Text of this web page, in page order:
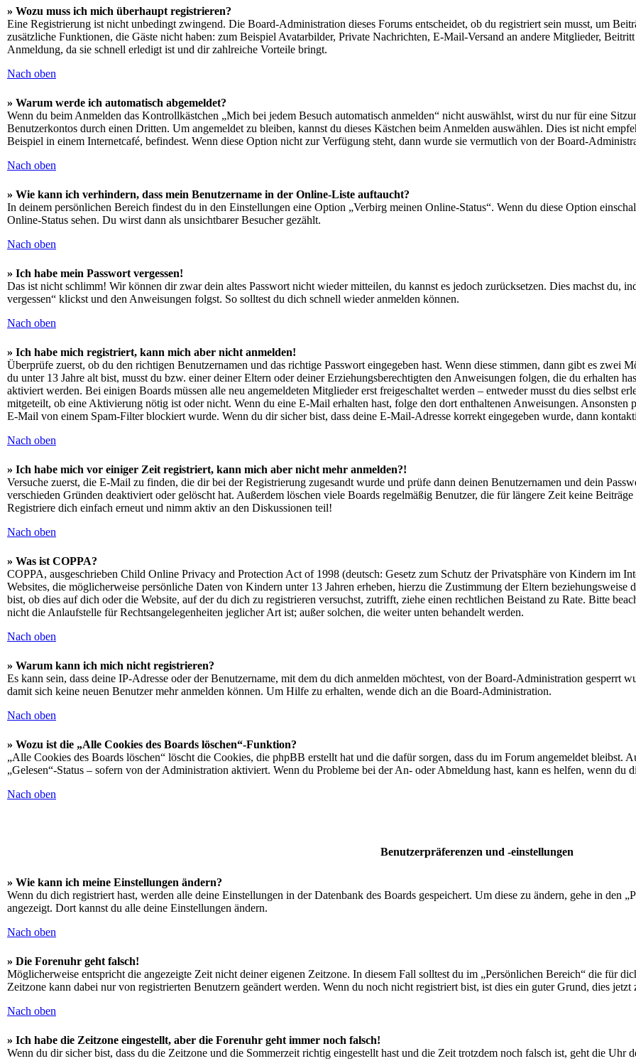
» Wozu muss ich mich überhaupt registrieren?
Eine Registrierung ist nicht unbedingt zwingend. Die Board-Administration dieses Forums entscheidet, ob du registriert sein musst, um
zusätzliche Funktionen, die Gäste nicht haben: zum Beispiel Avatarbilder, Private Nachrichten, E-Mail-Versand an andere Mitglieder,
Anmeldung, da sie schnell erledigt ist und dir zahlreiche Vorteile bringt.
Nach oben
» Warum werde ich automatisch abgemeldet?
Wenn du beim Anmelden das Kontrollkästchen „Mich bei jedem Besuch automatisch anmelden“ nicht auswählst, wirst du nur für eine
Benutzerkontos durch einen Dritten. Um angemeldet zu bleiben, kannst du dieses Kästchen beim Anmelden auswählen. Dies ist nicht
Beispiel in einem Internetcafé, befindest. Wenn diese Option nicht zur Verfügung steht, dann wurde sie vermutlich von der Board-
Nach oben
» Wie kann ich verhindern, dass mein Benutzername in der Online-Liste auftaucht?
In deinem persönlichen Bereich findest du in den Einstellungen eine Option „Verbirg meinen Online-Status“. Wenn du diese Option
Online-Status sehen. Du wirst dann als unsichtbarer Besucher gezählt.
Nach oben
» Ich habe mein Passwort vergessen!
Das ist nicht schlimm! Wir können dir zwar dein altes Passwort nicht wieder mitteilen, du kannst es jedoch zurücksetzen. Dies machst du,
vergessen“ klickst und den Anweisungen folgst. So solltest du dich schnell wieder anmelden können.
Nach oben
» Ich habe mich registriert, kann mich aber nicht anmelden!
Überprüfe zuerst, ob du den richtigen Benutzernamen und das richtige Passwort eingegeben hast. Wenn diese stimmen, dann gibt es zwei
du unter 13 Jahre alt bist, musst du bzw. einer deiner Eltern oder deiner Erziehungsberechtigten den Anweisungen folgen, die du erhalten
aktiviert werden. Bei einigen Boards müssen alle neu angemeldeten Mitglieder erst freigeschaltet werden – entweder musst du dies selbst
mitgeteilt, ob eine Aktivierung nötig ist oder nicht. Wenn du eine E-Mail erhalten hast, folge den dort enthaltenen Anweisungen.
E-Mail von einem Spam-Filter blockiert wurde. Wenn du dir sicher bist, dass deine E-Mail-Adresse korrekt eingegeben wurde, dann
Nach oben
» Ich habe mich vor einiger Zeit registriert, kann mich aber nicht mehr anmelden?!
Versuche zuerst, die E-Mail zu finden, die dir bei der Registrierung zugesandt wurde und prüfe dann deinen Benutzernamen und dein
verschieden Gründen deaktiviert oder gelöscht hat. Außerdem löschen viele Boards regelmäßig Benutzer, die für längere Zeit keine
Registriere dich einfach erneut und nimm aktiv an den Diskussionen teil!
Nach oben
» Was ist COPPA?
COPPA, ausgeschrieben Child Online Privacy and Protection Act of 1998 (deutsch: Gesetz zum Schutz der Privatsphäre von Kindern im
Websites, die möglicherweise persönliche Daten von Kindern unter 13 Jahren erheben, hierzu die Zustimmung der Eltern beziehungsweise
bist, ob dies auf dich oder die Website, auf der du dich zu registrieren versuchst, zutrifft, ziehe einen rechtlichen Beistand zu Rate. Bitte
nicht die Anlaufstelle für Rechtsangelegenheiten jeglicher Art ist; außer solchen, die weiter unten behandelt werden.
Nach oben
» Warum kann ich mich nicht registrieren?
Es kann sein, dass deine IP-Adresse oder der Benutzername, mit dem du dich anmelden möchtest, von der Board-Administration gesperrt
damit sich keine neuen Benutzer mehr anmelden können. Um Hilfe zu erhalten, wende dich an die Board-Administration.
Nach oben
» Wozu ist die „Alle Cookies des Boards löschen“-Funktion?
„Alle Cookies des Boards löschen“ löscht die Cookies, die phpBB erstellt hat und die dafür sorgen, dass du im Forum angemeldet bleibst.
„Gelesen“-Status – sofern von der Administration aktiviert. Wenn du Probleme bei der An- oder Abmeldung hast, kann es helfen, wenn du
Nach oben
Benutzerpräferenzen und -einstellungen
» Wie kann ich meine Einstellungen ändern?
Wenn du dich registriert hast, werden alle deine Einstellungen in der Datenbank des Boards gespeichert. Um diese zu ändern, gehe in den
angezeigt. Dort kannst du alle deine Einstellungen ändern.
Nach oben
» Die Forenuhr geht falsch!
Möglicherweise entspricht die angezeigte Zeit nicht deiner eigenen Zeitzone. In diesem Fall solltest du im „Persönlichen Bereich“ die für
Zeitzone kann dabei nur von registrierten Benutzern geändert werden. Wenn du noch nicht registriert bist, ist dies ein guter Grund, dies jetzt
Nach oben
» Ich habe die Zeitzone eingestellt, aber die Forenuhr geht immer noch falsch!
Wenn du dir sicher bist, dass du die Zeitzone und die Sommerzeit richtig eingestellt hast und die Zeit trotzdem noch falsch ist, geht die